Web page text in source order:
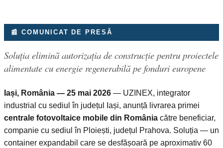
📰 COMUNICAT DE PRESĂ
Soluția elimină autorizația de construcție pentru proiectele
alimentate cu energie regenerabilă pe fonduri europene
Iași, România — 25 mai 2026 — UZINEX, integrator
industrial cu sediul în județul Iași, anunță livrarea primei
centrale fotovoltaice mobile din România către beneficiar,
companie cu sediul în Ploiești, județul Prahova. Soluția — un
container expandabil care se desfășoară pe aproximativ 60